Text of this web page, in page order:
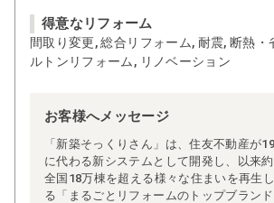
得意なリフォーム
間取り変更, 総合リフォーム, 耐震, 断熱・
ルトンリフォーム, リノベーション
お客様へメッセージ
「新築そっくりさん」は、住友不動産が
に代わる新システムとして開発し、以来約
全国18万棟を超える様々な住まいを再生
る「まるごとリフォームのトップブランド